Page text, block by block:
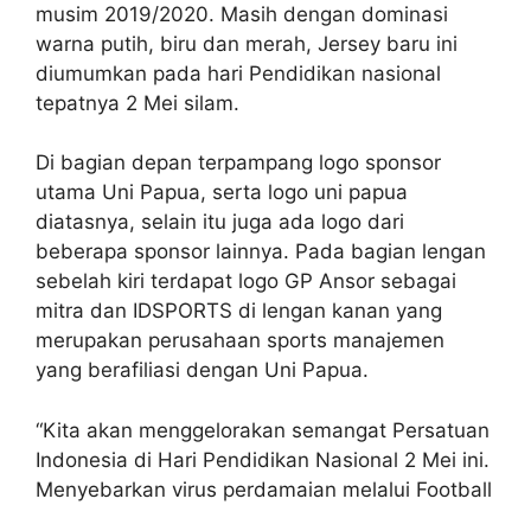
musim 2019/2020. Masih dengan dominasi
warna putih, biru dan merah, Jersey baru ini
diumumkan pada hari Pendidikan nasional
tepatnya 2 Mei silam.
Di bagian depan terpampang logo sponsor
utama Uni Papua, serta logo uni papua
diatasnya, selain itu juga ada logo dari
beberapa sponsor lainnya. Pada bagian lengan
sebelah kiri terdapat logo GP Ansor sebagai
mitra dan IDSPORTS di lengan kanan yang
merupakan perusahaan sports manajemen
yang berafiliasi dengan Uni Papua.
“Kita akan menggelorakan semangat Persatuan
Indonesia di Hari Pendidikan Nasional 2 Mei ini.
Menyebarkan virus perdamaian melalui Football